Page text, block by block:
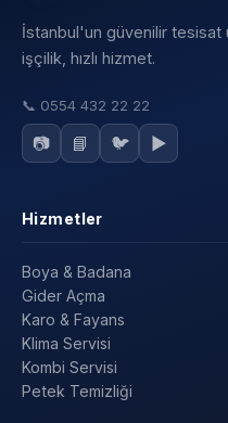
İstanbul'un güvenilir tesisat
işçilik, hızlı hizmet.
📞 0554 432 22 22
📷 📘 🐦 ▶️
Hizmetler
Boya & Badana
Gider Açma
Karo & Fayans
Klima Servisi
Kombi Servisi
Petek Temizliği